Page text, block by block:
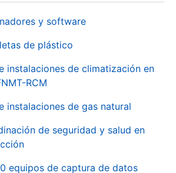
y software
de plástico
instalaciones de climatización en
RCM
instalaciones de gas natural
de seguridad y salud en
equipos de captura de datos